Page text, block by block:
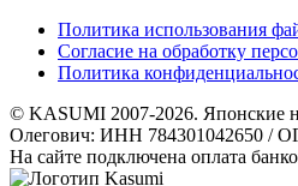
Политика использования
Согласие на обработку
Политика
© KASUMI 2007-2026. Японские
Олегович: ИНН 784301042650 /
На сайте подключена оплата